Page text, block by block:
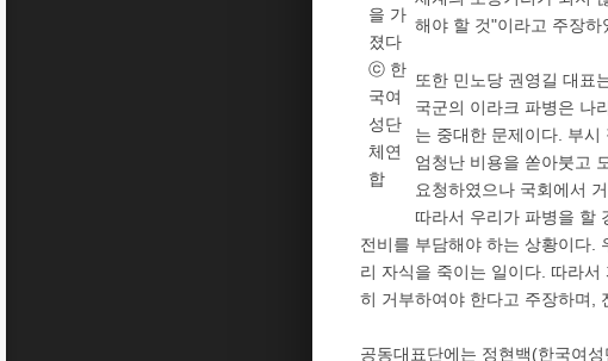
을 가
졌다
ⓒ 한
국여
성단
체연
합
해야 할 것"이라고 주장하
또한 민노당 권영길 대표
국군의 이라크 파병은 나
는 중대한 문제이다. 부시
엄청난 비용을 쏟아붓고
요청하였으나 국회에서
따라서 우리가 파병을 할
전비를 부담해야 하는 상황이다.
리 자식을 죽이는 일이다. 따라서
히 거부하여야 한다고 주장하며,
공동대표단에는 정현백(한국여